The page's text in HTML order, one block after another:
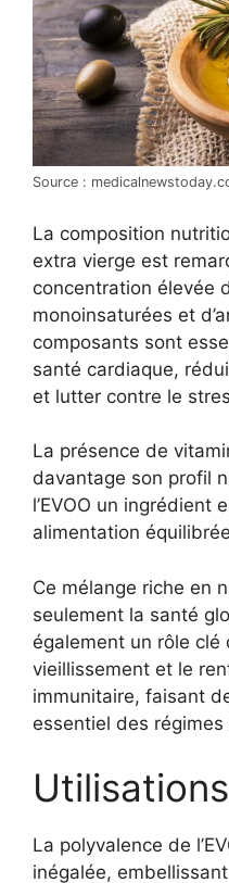
Source :
La composition
extra vierge est
concentration élevée
monoinsaturées et
composants sont
santé cardiaque,
et lutter contre le
La présence de
davantage son profil
l’EVOO un ingrédient
alimentation
Ce mélange riche en
seulement la santé
également un rôle
vieillissement et le
immunitaire, faisant
essentiel des régimes
La polyvalence de
inégalée,